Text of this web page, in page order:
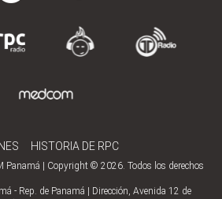
HISTORIA DE RPC
Panamá | Copyright © 2026. Todos los derechos
- Rep. de Panamá | Dirección, Avenida 12 de